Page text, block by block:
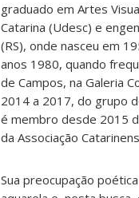
graduado em Artes
Catarina (Udesc) e
(RS), onde nasceu em
anos 1980, quando
de Campos, na Galeria
2014 a 2017, do grupo
é membro desde 2015
da Associação
Sua preocupação